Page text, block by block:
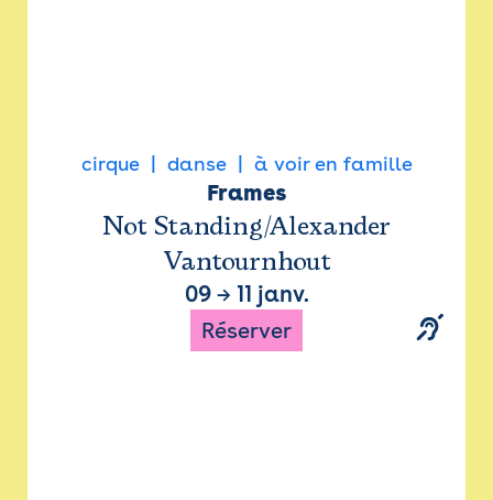
cirque danse à voir en famille
Frames
Not Standing/Alexander
Vantournhout
09→ 11 janv.
Réserver